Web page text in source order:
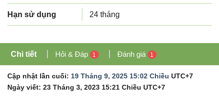
Hạn sử dụng 24 tháng
Chi tiết Hỏi & Đáp 1 Đánh giá 1
Cập nhật lần cuối: 19 Tháng 9, 2025 15:02 Chiều UTC+7
Ngày viết: 23 Tháng 3, 2023 15:21 Chiều UTC+7